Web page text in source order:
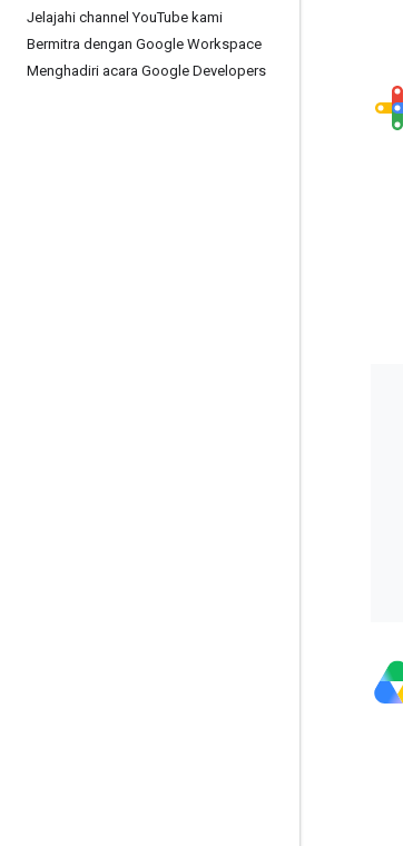
Jelajahi channel YouTube kami
Bermitra dengan Google Workspace
Menghadiri acara Google Developers